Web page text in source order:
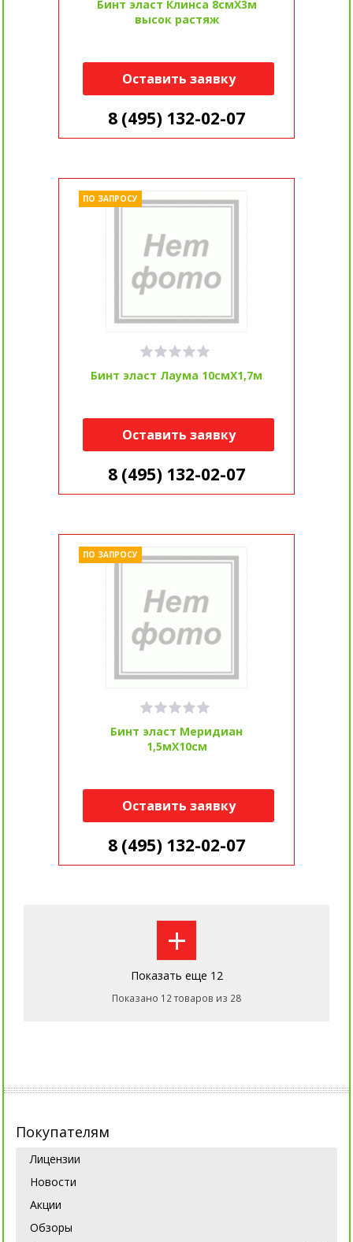
Бинт эласт Клинса 8смX3м
высок растяж
Оставить заявку
8 (495) 132-02-07
Бинт эласт Лаума 10смX1,7м
ПО ЗАПРОСУ
Оставить заявку
8 (495) 132-02-07
Бинт эласт Меридиан
1,5мX10см
ПО ЗАПРОСУ
Оставить заявку
8 (495) 132-02-07
+
Показать еще 12
Показано 12 товаров из 28
Покупателям
Лицензии
Новости
Акции
Обзоры